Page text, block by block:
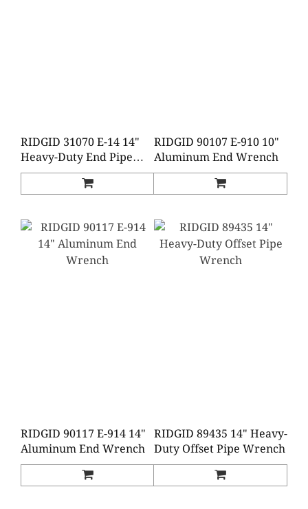
RIDGID 31070 E-14 14"
Heavy-Duty End Pipe
Wrench
RIDGID 90107 E-910 10"
Aluminum End Wrench
RIDGID 90117 E-914 14"
Aluminum End Wrench
RIDGID 89435 14" Heavy-
Duty Offset Pipe Wrench